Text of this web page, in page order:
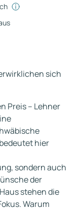
sich
Preis – Lehner
hier
sondern auch
der
stehen die
Warum